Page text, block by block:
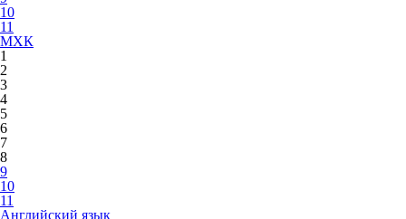
10
11
МХК
1
2
3
4
5
6
7
8
9
10
11
Английский язык